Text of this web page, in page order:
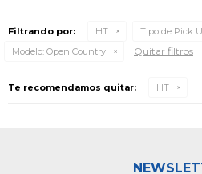
Filtrando por: HT Tipo de Pick
Modelo: Open Country Quitar filtros
Te recomendamos quitar: HT